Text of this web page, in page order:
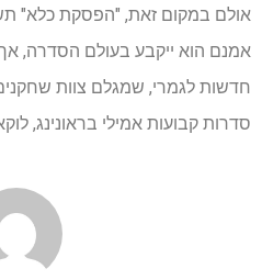
אולם במקום זאת, "הפסקת כלא"
אמנם הוא ייקבע בעולם הסדרה, אך
חדשות לגמרי, שמגלם צוות
סדרות קבועות אמילי בראונינג,